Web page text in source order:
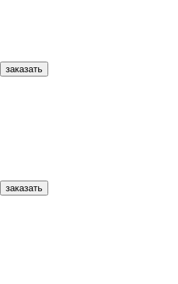
заказать
заказать